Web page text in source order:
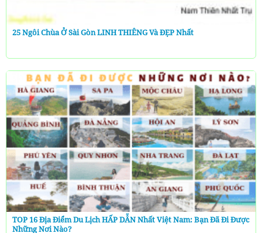
25 Ngôi Chùa Ở Sài Gòn LINH THIÊNG Và ĐẸP Nhất
TOP 16 Địa Điểm Du Lịch HẤP DẪN Nhất Việt Nam: Bạn Đã Đi Được
Những Nơi Nào?